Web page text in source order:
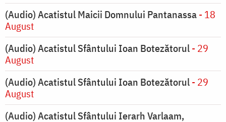
(Audio) Acatistul Maicii Domnului Pantanassa- 18
August
(Audio) Acatistul Sfântului Ioan Botezătorul- 29
August
(Audio) Acatistul Sfântului Ioan Botezătorul- 29
August
(Audio) Acatistul Sfântului Ierarh Varlaam,